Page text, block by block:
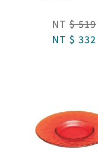
NT $ 519
NT $ 332